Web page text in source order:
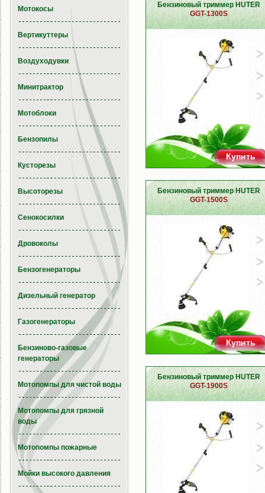
Бензиновый триммер HUTER
GGT-1300S
Купить
Бензиновый триммер HUTER
GGT-1500S
Купить
Бензиновый триммер HUTER
GGT-1900S
Мотокосы
Вертикуттеры
Воздуходувки
Минитрактор
Мотоблоки
Бензопилы
Кусторезы
Высоторезы
Сенокосилки
Дровоколы
Бензогенераторы
Дизельный генератор
Газогенераторы
Бензиново-газовые
генераторы
Мотопомпы для чистой воды
Мотопомпы для грязной
воды
Мотопомпы пожарные
Мойки высокого давления